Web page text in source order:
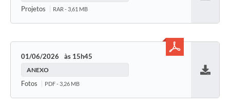
Projetos RAR - 3,61 MB
01/06/2026 15h45
ANEXO
Fotos PDF - 3,26 MB